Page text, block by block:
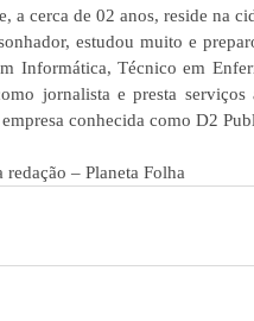
a cerca de 02 anos, reside na
estudou muito e
Informática, Técnico em
jornalista e presta
conhecida como D2
redação – Planeta Folha